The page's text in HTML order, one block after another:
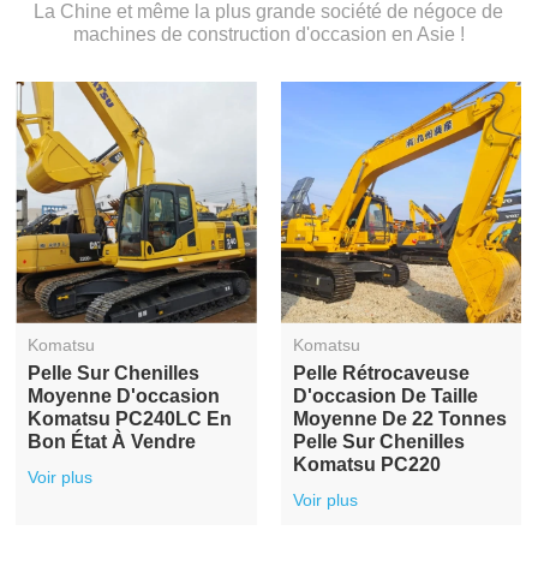
La Chine et même la plus grande société de négoce de
machines de construction d'occasion en Asie !
Komatsu
Pelle Hydraulique Sur
Chenilles D'origine
D'occasion Komatsu
PC360
Voir plus
Komatsu
Komatsu PC30
D'occasion
Voir plus